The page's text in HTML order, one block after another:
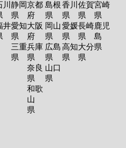
井
静岡
県
愛知
県
三重
県
京都
府
大阪
府
兵庫
県
奈良
県
和歌
山
県
島根
県
岡山
県
広島
県
山口
県
香川
県
愛媛
県
高知
県
佐賀
県
長崎
県
大分
県
宮崎
県
鹿児
島
県